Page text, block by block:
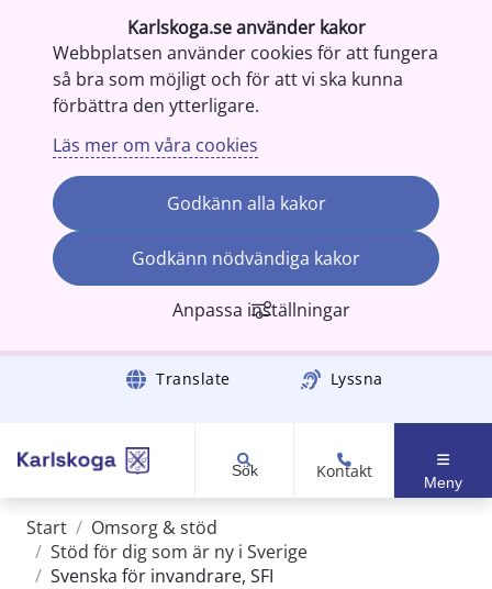
Karlskoga.se använder kakor
Webbplatsen använder cookies för att fungera
så bra som möjligt och för att vi ska kunna
förbättra den ytterligare.
Läs mer om våra cookies
Godkänn alla kakor
Godkänn nödvändiga kakor
Anpassa inställningar
Gå till innehåll Translate Lyssna
Sök Kontakt
Meny
Start / Omsorg & stöd
/ Stöd för dig som är ny i Sverige
/ Svenska för invandrare, SFI